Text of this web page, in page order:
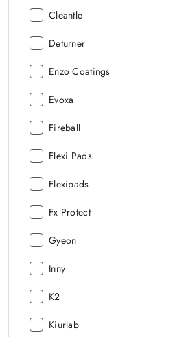
Producent:
Cleantle
Producent:
Deturner
Producent:
Enzo Coatings
Producent:
Evoxa
Producent:
Fireball
Producent:
Flexi Pads
Producent:
Flexipads
Producent:
Fx Protect
Producent:
Gyeon
Producent:
Inny
Producent:
K2
Producent:
Kiurlab